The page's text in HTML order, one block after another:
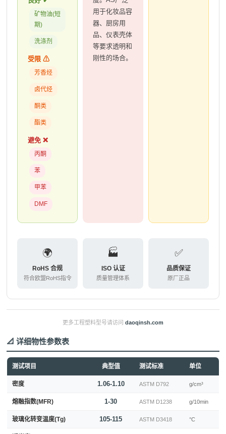
矿物油(短
期)
洗涤剂
受限 ⚠
芳香烃
卤代烃
酮类
酯类
避免 ❌
丙酮
苯
甲苯
DMF
用于化妆品容
器、厨房用
品、仪表壳体
等要求透明和
刚性的场合。
🌍
RoHS 合规
符合欧盟RoHS指令
🏭
ISO 认证
质量管理体系
✅
品质保证
原厂正品
更多工程塑料型号请访问 daoqinsh.com
📐 详细物性参数表
测试项目 典型值 测试标准 单位
密度 1.06-1.10 ASTM D792 g/cm³
熔融指数(MFR) 1-30 ASTM D1238 g/10min
玻璃化转变温度(Tg) 105-115 ASTM D3418 °C